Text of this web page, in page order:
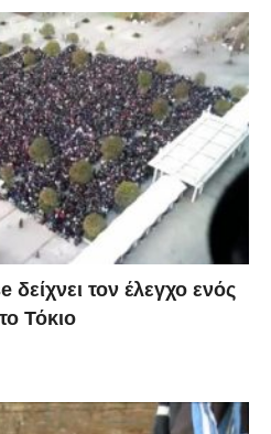
τον έλεγχο ενός
Τόκιο